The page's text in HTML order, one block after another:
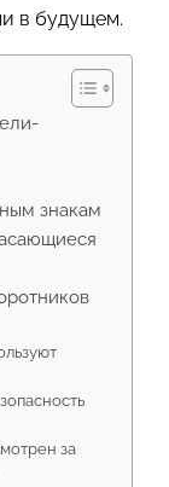
в будущем.
знакам
за